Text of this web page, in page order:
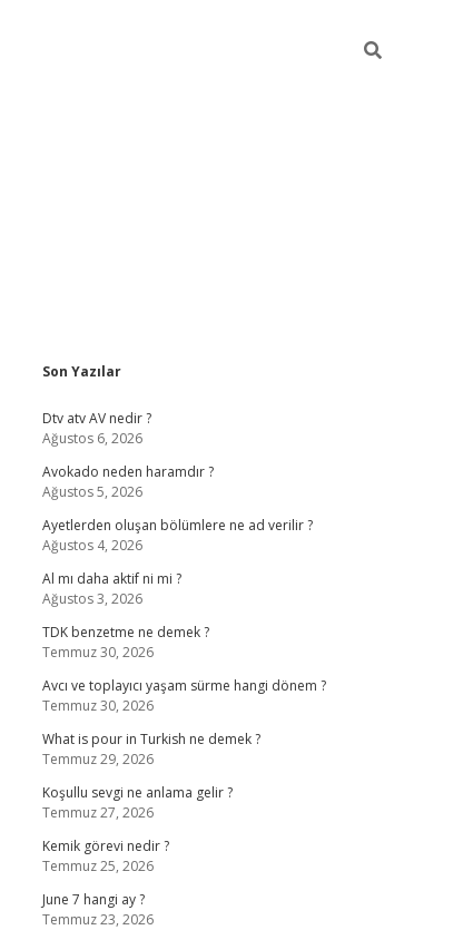
Sidebar
Son Yazılar
Dtv atv AV nedir ?
Ağustos 6, 2026
Avokado neden haramdır ?
Ağustos 5, 2026
Ayetlerden oluşan bölümlere ne ad verilir ?
Ağustos 4, 2026
Al mı daha aktif ni mi ?
Ağustos 3, 2026
TDK benzetme ne demek ?
Temmuz 30, 2026
Avcı ve toplayıcı yaşam sürme hangi dönem ?
Temmuz 30, 2026
What is pour in Turkish ne demek ?
Temmuz 29, 2026
Koşullu sevgi ne anlama gelir ?
Temmuz 27, 2026
Kemik görevi nedir ?
Temmuz 25, 2026
June 7 hangi ay ?
Temmuz 23, 2026